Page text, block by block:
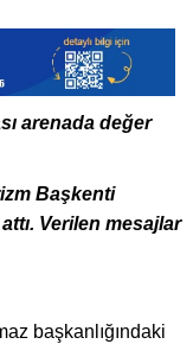
arenada değer
Başkenti
Verilen mesajlar
başkanlığındaki